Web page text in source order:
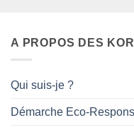
A PROPOS DES
Qui suis-je ?
Démarche Eco-